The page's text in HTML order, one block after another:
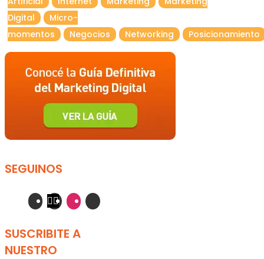
Digital
Micro-
momentos
Negocios Networking Posicionamiento
SEGUINOS
SUSCRIBITE A
NUESTRO